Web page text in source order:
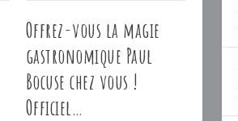
Offrez-vous la magie
gastronomique Paul
Bocuse chez vous !
Officiel…